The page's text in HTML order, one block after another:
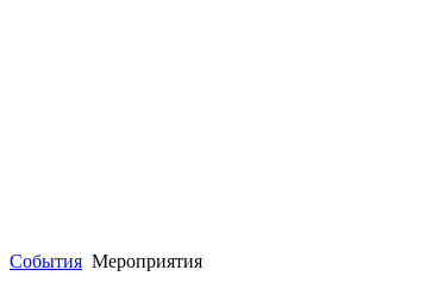
События Мероприятия